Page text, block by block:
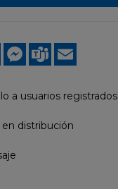
TelegramMessenger
Teams
a usuarios registrados
distribución